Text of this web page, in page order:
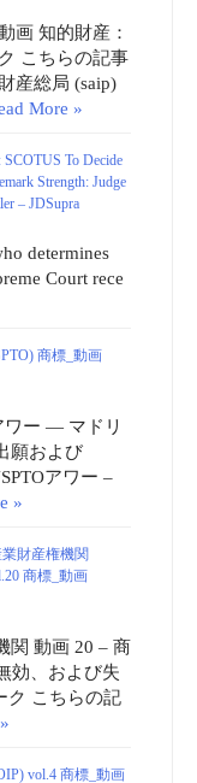
画 知的財産：
こちらの記事
産総局 (saip)
More »
To Decide
Strength: Judge
– JDSupra
determines
Court rece
商標_動画
ワー ― マドリ
願および
アワー –
»
財産権機関
商標_動画
関 動画 20 – 商
効、および失
ク こちらの記
vol.4 商標_動画